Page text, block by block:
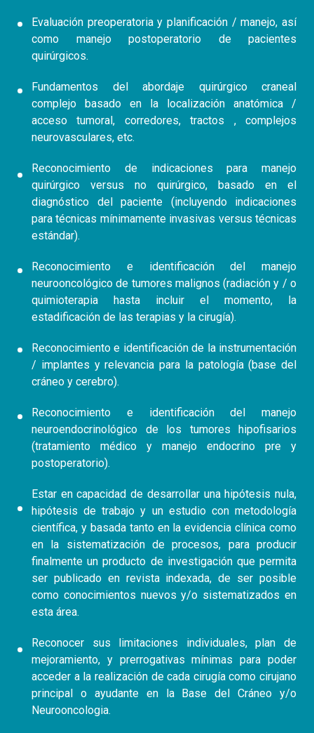
Evaluación preoperatoria y planificación / manejo, así
como manejo postoperatorio de pacientes
quirúrgicos.
Fundamentos del abordaje quirúrgico craneal
complejo basado en la localización anatómica /
acceso tumoral, corredores, tractos , complejos
neurovasculares, etc.
Reconocimiento de indicaciones para manejo
quirúrgico versus no quirúrgico, basado en el
diagnóstico del paciente (incluyendo indicaciones
para técnicas mínimamente invasivas versus técnicas
estándar).
Reconocimiento e identificación del manejo
neurooncológico de tumores malignos (radiación y / o
quimioterapia hasta incluir el momento, la
estadificación de las terapias y la cirugía).
Reconocimiento e identificación de la instrumentación
/ implantes y relevancia para la patología (base del
cráneo y cerebro).
Reconocimiento e identificación del manejo
neuroendocrinológico de los tumores hipofisarios
(tratamiento médico y manejo endocrino pre y
postoperatorio).
Estar en capacidad de desarrollar una hipótesis nula,
hipótesis de trabajo y un estudio con metodología
científica, y basada tanto en la evidencia clínica como
en la sistematización de procesos, para producir
finalmente un producto de investigación que permita
ser publicado en revista indexada, de ser posible
como conocimientos nuevos y/o sistematizados en
esta área.
Reconocer sus limitaciones individuales, plan de
mejoramiento, y prerrogativas mínimas para poder
acceder a la realización de cada cirugía como cirujano
principal o ayudante en la Base del Cráneo y/o
Neurooncologia.